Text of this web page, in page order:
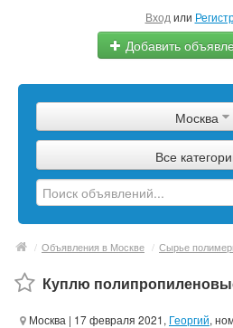
Вход или
Добавить
Сырье
Изделия
Услуги
Еще
Москва
Все
/ Объявления в Москве / Сырье
Куплю
Москва | 17 февраля 2021, Георгий,